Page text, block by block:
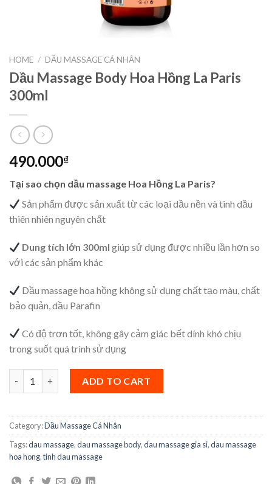
HOME / DẦU MASSAGE CÁ NHÂN
Dầu Massage Body Hoa Hồng La Paris
300ml
490.000₫
Tại sao chọn dầu massage Hoa Hồng La Paris?
Sản phẩm được sản xuất từ các loại dầu nền và tinh dầu
thiên nhiên nguyên chất
Dung tích lớn 300ml giúp sử dụng được nhiều lần hơn so
với các sản phẩm khác
Dầu massage hoa hồng không sử dụng chất tạo màu, chất
bảo quản, dầu Parafin
Có độ trơn tốt, không gây cảm giác bết dính khó chịu
trong suốt quá trình sử dụng
ADD TO CART
Category:Dầu Massage Cá Nhân
Tags:dau massage,dau massage body,dau massage gia si,dau massage
hoa hong,tinh dau massage